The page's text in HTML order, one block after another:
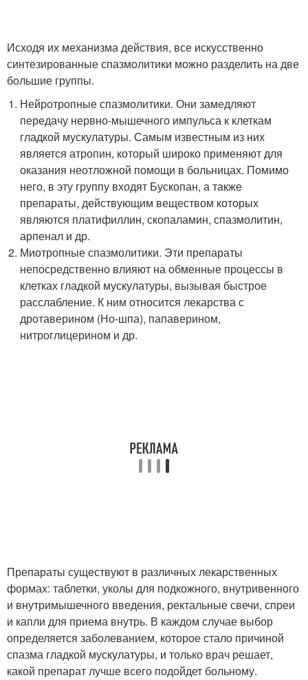
Исходя их механизма действия, все искусственно
синтезированные спазмолитики можно разделить на две
большие группы.
Нейротропные спазмолитики. Они замедляют
передачу нервно-мышечного импульса к клеткам
гладкой мускулатуры. Самым известным из них
является атропин, который широко применяют для
оказания неотложной помощи в больницах. Помимо
него, в эту группу входят Бускопан, а также
препараты, действующим веществом которых
являются платифиллин, скопаламин, спазмолитин,
арпенал и др.
Миотропные спазмолитики. Эти препараты
непосредственно влияют на обменные процессы в
клетках гладкой мускулатуры, вызывая быстрое
расслабление. К ним относится лекарства с
дротаверином (Но-шпа), папаверином,
нитроглицерином и др.
Препараты существуют в различных лекарственных
формах: таблетки, уколы для подкожного, внутривенного
и внутримышечного введения, ректальные свечи, спреи
и капли для приема внутрь. В каждом случае выбор
определяется заболеванием, которое стало причиной
спазма гладкой мускулатуры, и только врач решает,
какой препарат лучше всего подойдет больному.